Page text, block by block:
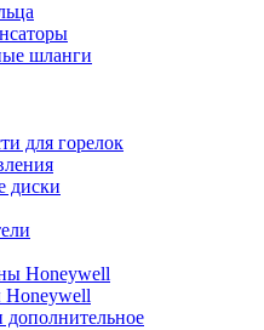
шланги
для горелок
диски
Honeywell